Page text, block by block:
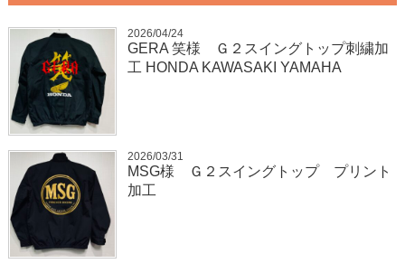
2026/04/24
GERA 笑様 Ｇ２スイングトップ刺繍加
工 HONDA KAWASAKI YAMAHA
2026/03/31
MSG様 Ｇ２スイングトップ プリント
加工